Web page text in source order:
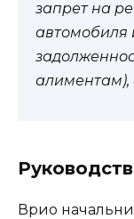
запрет на
автомобиля
Врио